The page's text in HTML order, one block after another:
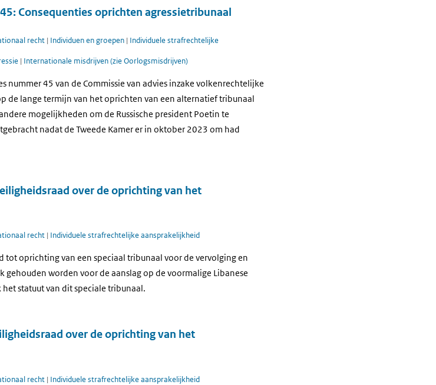
Consequenties oprichten agressietribunaal
recht | Individuen en groepen | Individuele strafrechtelijke
| Internationale misdrijven (zie Oorlogsmisdrijven)
nummer 45 van de Commissie van advies inzake volkenrechtelijke
de lange termijn van het oprichten van een alternatief tribunaal
mogelijkheden om de Russische president Poetin te
nadat de Tweede Kamer er in oktober 2023 om had
over de oprichting van het
recht | Individuele strafrechtelijke aansprakelijkheid
tot oprichting van een speciaal tribunaal voor de vervolging en
worden voor de aanslag op de voormalige Libanese
statuut van dit speciale tribunaal.
over de oprichting van het
recht | Individuele strafrechtelijke aansprakelijkheid